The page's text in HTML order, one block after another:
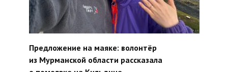
Предложение на маяке: волонтёр
из Мурманской области рассказала